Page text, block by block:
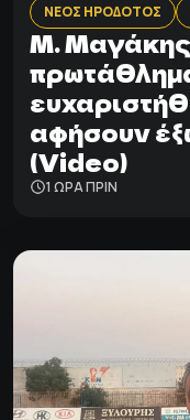
ΝΕΟΣ ΗΡΟΔΟΤΟΣ
Μ.
αφήσουν
(Video)
1 ΩΡΑ ΠΡΙΝ